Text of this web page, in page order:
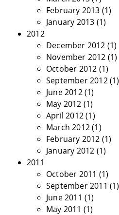
February 2013 (1)
January 2013 (1)
2012
December 2012 (1)
November 2012 (1)
October 2012 (1)
September 2012(1)
June 2012(1)
May 2012 (1)
April 2012(1)
March 2012(1)
February 2012 (1)
January 2012 (1)
2011
October 2011 (1)
September 2011 (1)
June 2011 (1)
May 2011 (1)